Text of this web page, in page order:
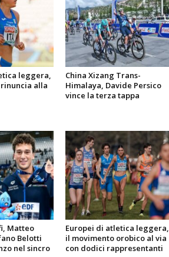
leggera,
alla
China Xizang Trans-
Himalaya, Davide Persico
vince la terza tappa
Matteo
Belotti
nel sincro
Europei di atletica leggera,
il movimento orobico al via
con dodici rappresentanti